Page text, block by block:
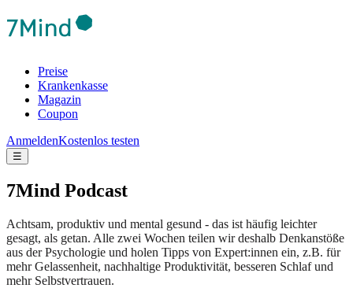
Preise
Krankenkasse
Magazin
Coupon
AnmeldenKostenlos testen
☰
7Mind Podcast
Achtsam, produktiv und mental gesund - das ist häufig leichter
gesagt, als getan. Alle zwei Wochen teilen wir deshalb Denkanstöße
aus der Psychologie und holen Tipps von Expert:innen ein, z.B. für
mehr Gelassenheit, nachhaltige Produktivität, besseren Schlaf und
mehr Selbstvertrauen.